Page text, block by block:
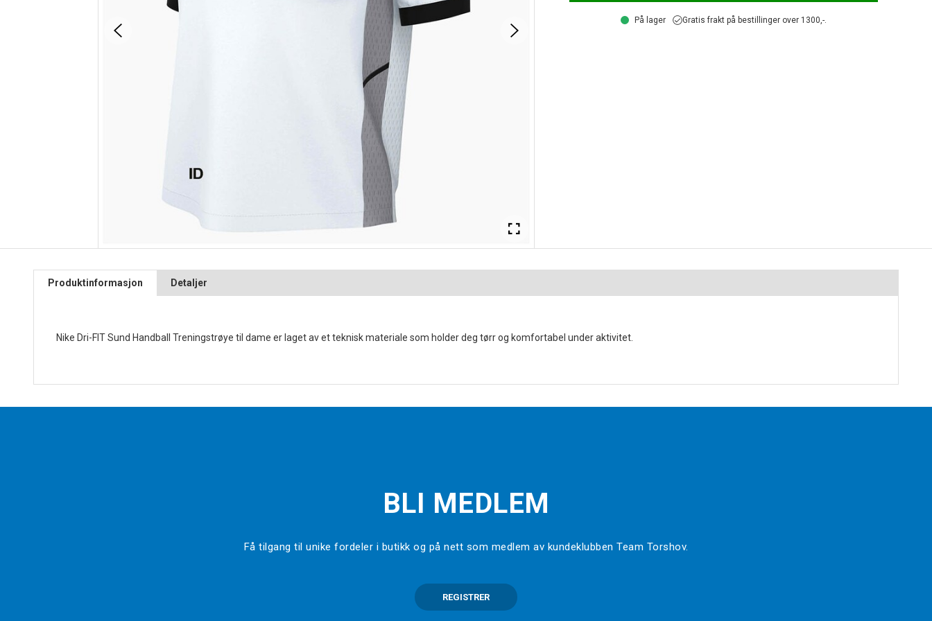
På lager Gratis frakt på bestillinger over 1300,-.
Produktinformasjon Detaljer
Nike Dri-FIT Sund Handball Treningstrøye til dame er laget av et teknisk materiale som holder deg tørr og komfortabel under aktivitet.
BLI MEDLEM
Få tilgang til unike fordeler i butikk og på nett som medlem av kundeklubben Team Torshov.
REGISTRER